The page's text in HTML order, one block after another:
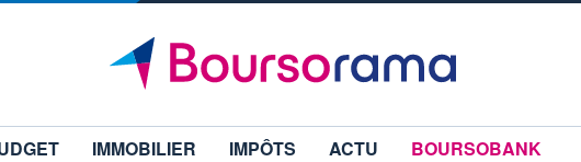
IMMOBILIER IMPÔTS ACTU
BOURSOBANK